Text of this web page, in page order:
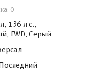
0
136 л.с.,
FWD, Серый
Последний